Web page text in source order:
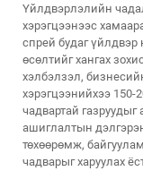
Үйлдвэрлэлийн
хэрэгцээнээс
спрей будаг үйлдвэр
өсөлтийг хангах
хэлбэлзэл,
хэрэгцээнийхээ 150-
чадвартай
ашиглалтын
төхөөрөмж,
чадварыг харуулах